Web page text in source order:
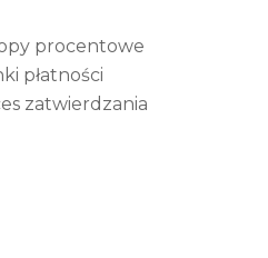
procentowe
płatności
zatwierdzania